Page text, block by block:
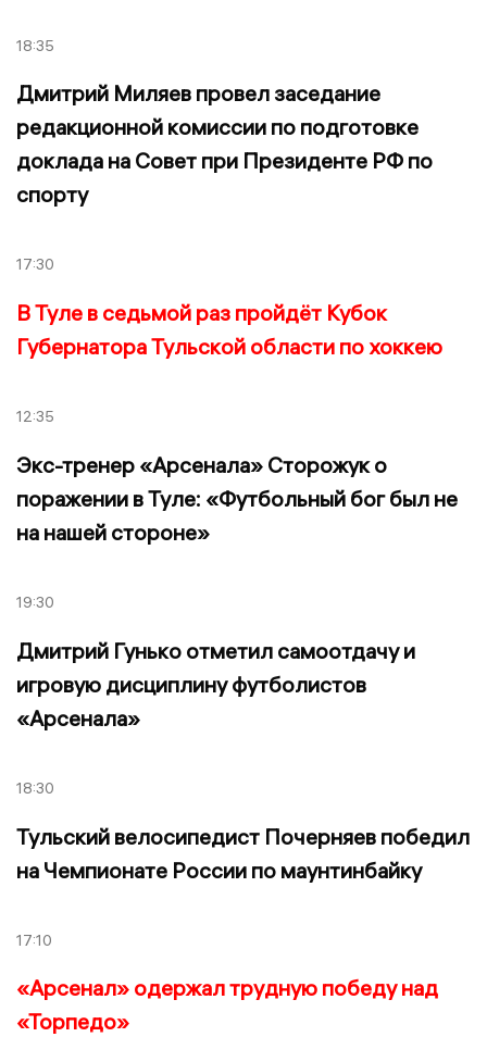
18:35
Дмитрий Миляев провел заседание
редакционной комиссии по подготовке
доклада на Совет при Президенте РФ по
спорту
17:30
В Туле в седьмой раз пройдёт Кубок
Губернатора Тульской области по хоккею
12:35
Экс-тренер «Арсенала» Сторожук о
поражении в Туле: «Футбольный бог был не
на нашей стороне»
19:30
Дмитрий Гунько отметил самоотдачу и
игровую дисциплину футболистов
«Арсенала»
18:30
Тульский велосипедист Почерняев победил
на Чемпионате России по маунтинбайку
17:10
«Арсенал» одержал трудную победу над
«Торпедо»